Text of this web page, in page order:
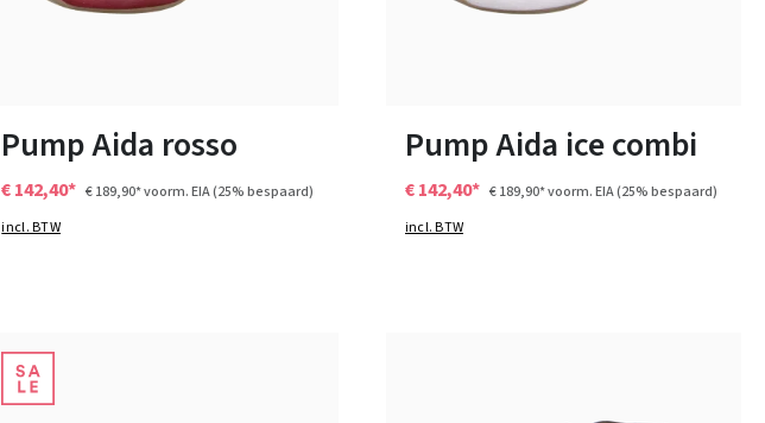
Pump Aida rosso
€ 142,40* € 189,90*voorm. EIA(25% bespaard)
incl. BTW
Pump Aida ice combi
€ 142,40* € 189,90*voorm. EIA(25% bespaard)
incl. BTW